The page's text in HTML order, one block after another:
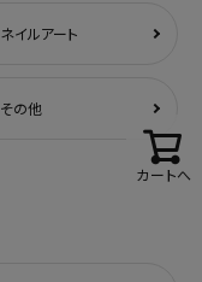
ネイルアート
その他
カートへ